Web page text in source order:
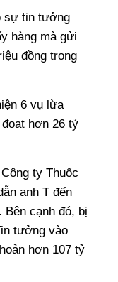
sự tin tưởng
hàng mà gửi
đồng trong
6 vụ lừa
hơn 26 tỷ
ty Thuốc
anh T đến
Bên cạnh đó, bị
tưởng vào
hơn 107 tỷ